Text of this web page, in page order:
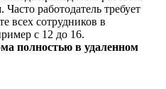
работодатель требует
всех сотрудников в
с 12 до 16.
полностью в удаленном